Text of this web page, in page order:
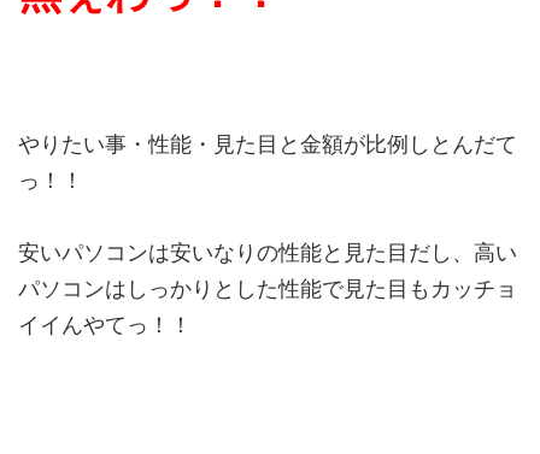
やりたい事・性能・見た目と金額が比例しとんだて
っ！！
安いパソコンは安いなりの性能と見た目だし、高い
パソコンはしっかりとした性能で見た目もカッチョ
イイんやてっ！！